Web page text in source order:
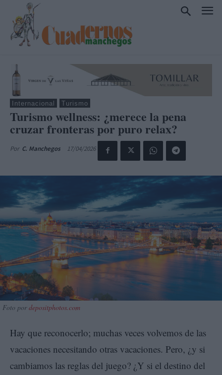
Internacional Turismo
Turismo wellness: ¿merece la pena
cruzar fronteras por puro relax?
Por C. Manchegos 17/04/2026
Foto pordepositphotos.com
Hay que reconocerlo; muchas veces volvemos de las
vacaciones necesitando otras vacaciones. Pero, ¿y si
cambiamos las reglas del juego? ¿Y si el destino del